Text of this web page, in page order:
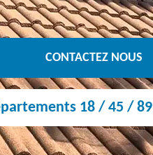
CONTACTEZ NOUS
18 / 45 / 89